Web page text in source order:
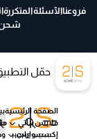
فروعنا الآسئلة المتكررة
شحن
يو
حمّل
الصفحة الرئيسية
ملابس بناتي
إكسسوارات
ب